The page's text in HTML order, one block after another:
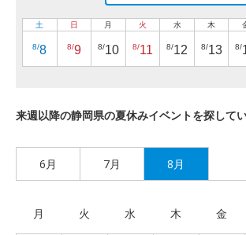
土
8/8
日
8/9
月
8/10
火
8/11
水
8/12
木
8/13 8/
来週以降の静岡県の夏休みイベントを探して
6月 7月 8月
月 火 水 木 金